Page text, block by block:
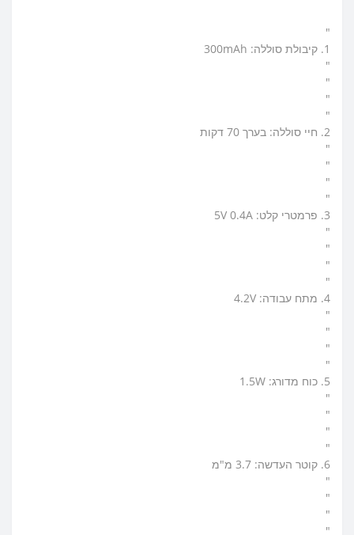
"
1. קיבולת סוללה: 300mAh
"
"
"
"
2. חיי סוללה: בערך 70 דקות
"
"
"
"
3. פרמטרי קלט: 5V 0.4A
"
"
"
"
4. מתח עבודה: 4.2V
"
"
"
"
5. כוח מדורג: 1.5W
"
"
"
"
6. קוטר העדשה: 3.7 מ"מ
"
"
"
"